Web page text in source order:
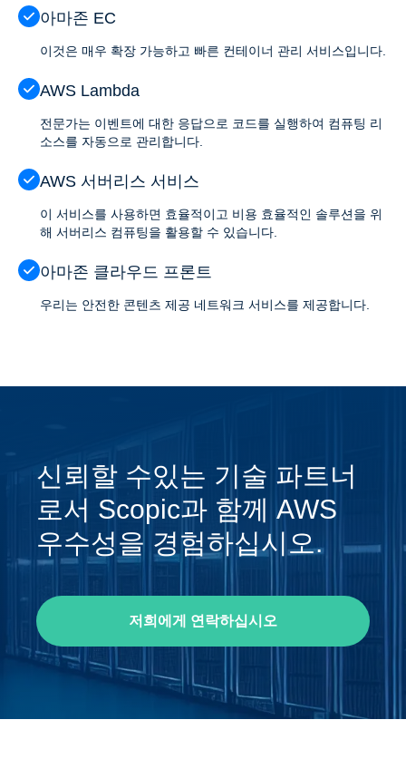
아마존 EC
이것은 매우 확장 가능하고 빠른 컨테이너 관리 서비스입니다.
AWS Lambda
전문가는 이벤트에 대한 응답으로 코드를 실행하여 컴퓨팅 리
소스를 자동으로 관리합니다.
AWS 서버리스 서비스
이 서비스를 사용하면 효율적이고 비용 효율적인 솔루션을 위
해 서버리스 컴퓨팅을 활용할 수 있습니다.
아마존 클라우드 프론트
우리는 안전한 콘텐츠 제공 네트워크 서비스를 제공합니다.
신뢰할 수있는 기술 파트너
로서 Scopic과 함께 AWS
우수성을 경험하십시오.
저희에게 연락하십시오